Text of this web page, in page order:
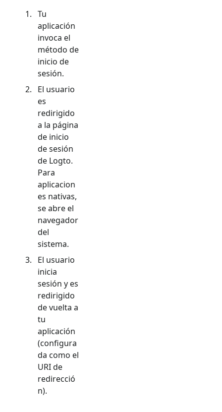
Tu
aplicación
invoca el
método de
inicio de
sesión.
El usuario
es
redirigido
a la página
de inicio
de sesión
de Logto.
Para
aplicacion
es nativas,
se abre el
navegador
del
sistema.
El usuario
inicia
sesión y es
redirigido
de vuelta a
tu
aplicación
(configura
da como el
URI de
redirecció
n).